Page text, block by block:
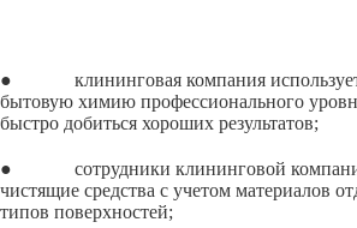
● клининговая компания использует
бытовую химию профессионального
быстро добиться хороших результатов;
● сотрудники клининговой
чистящие средства с учетом материалов
типов поверхностей;